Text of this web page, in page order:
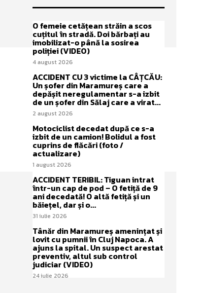
O femeie cetățean străin a scos
cuțitul în stradă. Doi bărbați au
imobilizat-o până la sosirea
poliției (VIDEO)
4 august 2026
ACCIDENT CU 3 victime la CÂȚCĂU:
Un șofer din Maramureș care a
depășit neregulamentar s-a izbit
de un șofer din Sălaj care a virat...
2 august 2026
Motociclist decedat după ce s-a
izbit de un camion! Bolidul a fost
cuprins de flăcări (foto /
actualizare)
1 august 2026
ACCIDENT TERIBIL: Tiguan intrat
într-un cap de pod – O fetiță de 9
ani decedată! O altă fetiță și un
băiețel, dar și o...
31 iulie 2026
Tânăr din Maramureș amenințat și
lovit cu pumnii în Cluj Napoca. A
ajuns la spital. Un suspect arestat
preventiv, altul sub control
judiciar (VIDEO)
24 iulie 2026